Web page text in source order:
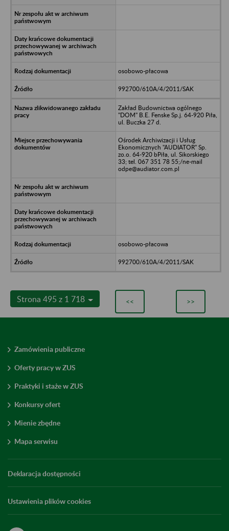
osobowo-płacowa
992700/610A/4/2011/SAK
Zakład Budownictwa ogólnego
"DOM" B.E. Fenske Sp.j. 64-920 Piła,
ul. Buczka 27 d.
Ośrodek Archiwizacji i Usług
Ekonomicznych "AUDIATOR" Sp.
zo.o. 64-920 bPiła, ul. Sikorskiego
33; tel. 067 351 78 55;/ne-mail
odpe@audiator.com.pl
osobowo-płacowa
992700/610A/4/2011/SAK
Strona 495 z 1 718 << >>
Zamówienia publiczne
Oferty pracy w ZUS
Praktyki i staże w ZUS
Konkursy ofert
Mienie zbędne
Mapa serwisu
Deklaracja dostępności
Ustawienia plików cookies